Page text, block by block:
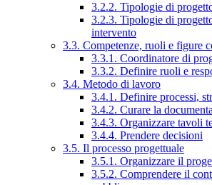
3.2.2. Tipologie di
3.2.3. Tipologie di
intervento
3.3. Competenze, ruoli e figure
3.3.1. Coordinatore di
3.3.2. Definire ruoli e
3.4. Metodo di lavoro
3.4.1. Definire processi,
3.4.2. Curare la
3.4.3. Organizzare tavoli
3.4.4. Prendere decisioni
3.5. Il processo progettuale
3.5.1. Organizzare il
3.5.2. Comprendere il